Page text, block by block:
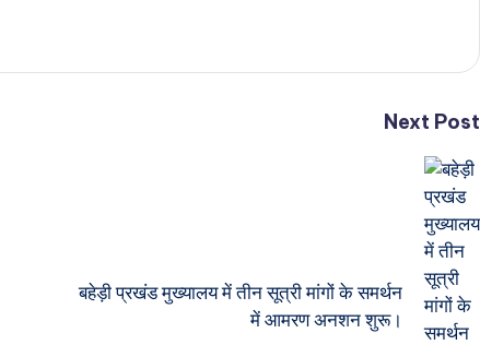
Next Post
बहेड़ी प्रखंड मुख्यालय में तीन सूत्री मांगों के समर्थन
में आमरण अनशन शुरू।